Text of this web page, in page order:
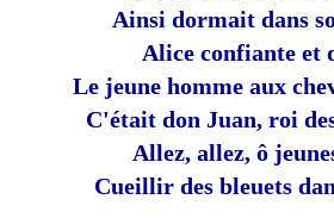
Ainsi dormait dans
Alice confiante et
Le jeune homme aux
C'était don Juan, roi
Allez, allez, ô
Cueillir des bleuets